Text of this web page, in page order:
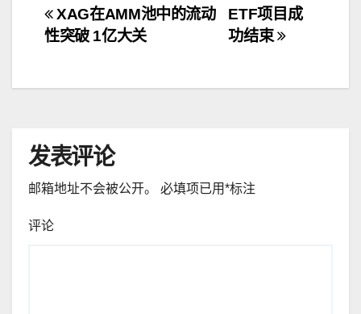
文
章
ETF项目成
功结束
XAG在AMM池中的流动
性突破 1亿大关
发表评论
邮箱地址不会被公开。 必填项已用*标注
评论